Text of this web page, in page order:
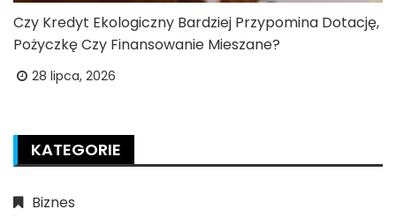
Czy Kredyt Ekologiczny Bardziej Przypomina Dotację,
Pożyczkę Czy Finansowanie Mieszane?
28 lipca, 2026
KATEGORIE
Biznes